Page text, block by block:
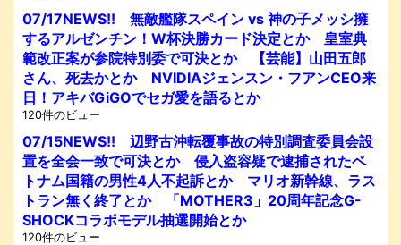
07/17NEWS!! 無敵艦隊スペイン vs 神の子メッシ擁
するアルゼンチン！W杯決勝カード決定とか 皇室典
範改正案が参院特別委で可決とか 【芸能】山田五郎
さん、死去かとか NVIDIAジェンスン・フアンCEO来
日！アキバGiGOでセガ愛を語るとか
120件のビュー
07/15NEWS!! 辺野古沖転覆事故の特別調査委員会設
置を全会一致で可決とか 侵入盗容疑で逮捕されたベ
トナム国籍の男性4人不起訴とか マリオ新幹線、ラス
トラン無く終了とか 「MOTHER3」20周年記念G-
SHOCKコラボモデル抽選開始とか
120件のビュー